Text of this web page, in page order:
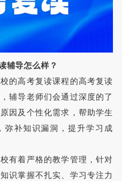
辅导怎么样？
高考复读课程的高考复读
辅导老师们会通过深度的了
因及个性化需求，帮助学生
弥补知识漏洞，提升学习成
着严格的教学管理，针对
识掌握不扎实、学习专注力